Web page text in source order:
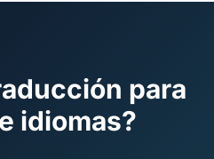
para
idiomas?